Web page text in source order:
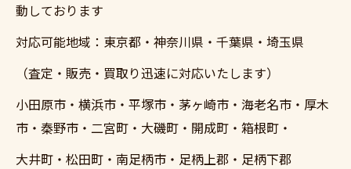
動しております
対応可能地域：東京都・神奈川県・千葉県・埼玉県
（査定・販売・買取り迅速に対応いたします）
小田原市・横浜市・平塚市・茅ヶ崎市・海老名市・厚木
市・秦野市・二宮町・大磯町・開成町・箱根町・
大井町・松田町・南足柄市・足柄上郡・足柄下郡